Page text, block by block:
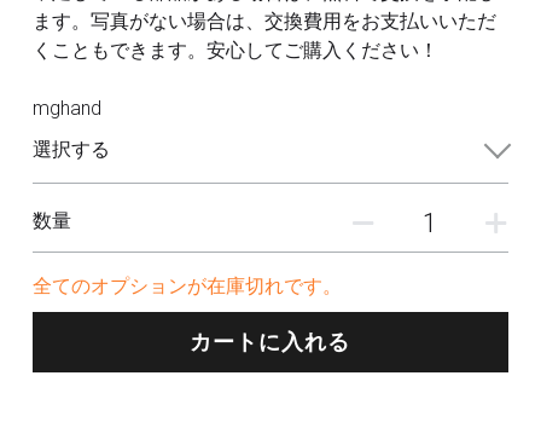
ます。写真がない場合は、交換費用をお支払いいただ
くこともできます。安心してご購入ください！
mghand
選択する
数量
全てのオプションが在庫切れです。
カートに入れる